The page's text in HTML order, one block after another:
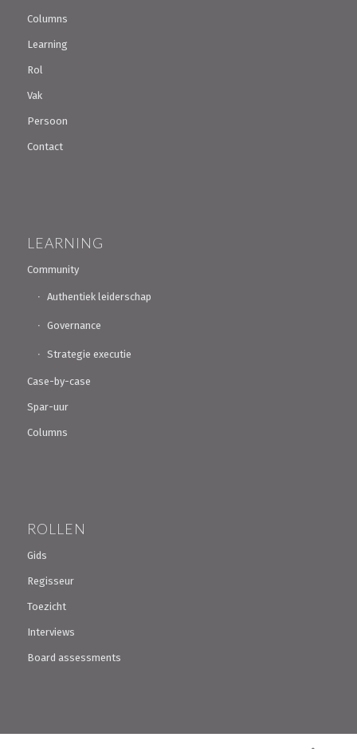
Columns
Learning
Rol
Vak
Persoon
Contact
LEARNING
Community
Authentiek leiderschap
Governance
Strategie executie
Case-by-case
Spar-uur
Columns
ROLLEN
Gids
Regisseur
Toezicht
Interviews
Board assessments